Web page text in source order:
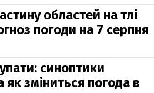
областей на тлі
погоди на 7 серпня
синоптики
як зміниться погода в